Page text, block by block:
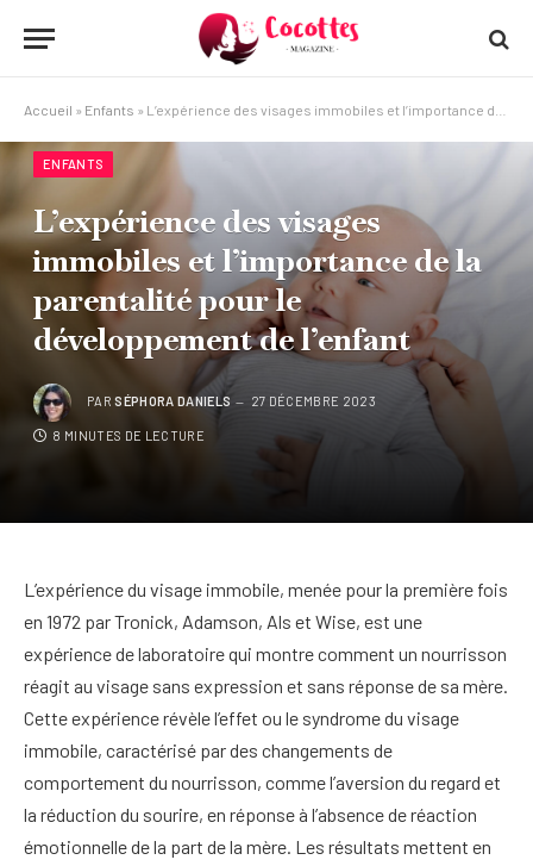
Accueil » Enfants » L’expérience des visages immobiles et l’importance de la parentalité pour le développement de l’enfant
ENFANTS
L’expérience des visages
immobiles et l’importance de la
parentalité pour le
développement de l’enfant
PAR SÉPHORA DANIELS 27 DÉCEMBRE 2023
8 MINUTES DE LECTURE
L’expérience du visage immobile, menée pour la première fois
en 1972 par Tronick, Adamson, Als et Wise, est une
expérience de laboratoire qui montre comment un nourrisson
réagit au visage sans expression et sans réponse de sa mère.
Cette expérience révèle l’effet ou le syndrome du visage
immobile, caractérisé par des changements de
comportement du nourrisson, comme l’aversion du regard et
la réduction du sourire, en réponse à l’absence de réaction
émotionnelle de la part de la mère. Les résultats mettent en